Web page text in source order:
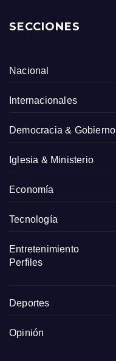
SECCIONES
Nacional
Internacionales
Democracia & Gobierno
Iglesia & Ministerio
Economía
Tecnología
Entretenimiento
Perfiles
Deportes
Opinión